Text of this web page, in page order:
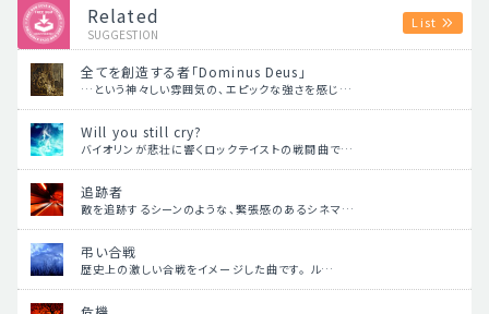
Related
SUGGESTION
List
全てを創造する者「Dominus Deus」
…という神々しい雰囲気の、エピックな強さを感じ…
Will you still cry?
バイオリンが悲壮に響くロックテイストの戦闘曲で…
追跡者
敵を追跡するシーンのような、緊張感のあるシネマ…
弔い合戦
歴史上の激しい合戦をイメージした曲です。 ル…